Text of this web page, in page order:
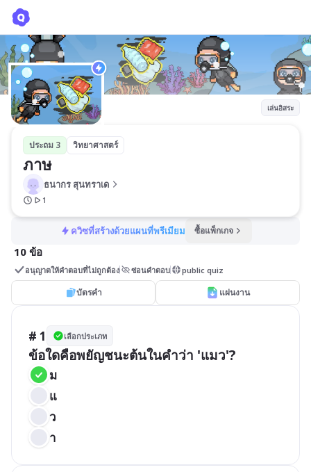
เล่นอิสระ
ประถม 3 วิทยาศาสตร์
ภาษ
ธนากร สุนทราเด
1
ควิซที่สร้างด้วยแผนที่พรีเมียม ซื้อแพ็กเกจ
10 ข้อ
อนุญาตให้คำตอบที่ไม่ถูกต้อง ซ่อนคำตอบ public quiz
บัตรคำ แผ่นงาน
# 1 เลือกประเภท
ข้อใดคือพยัญชนะต้นในคำว่า 'แมว'?
ม
แ
ว
า